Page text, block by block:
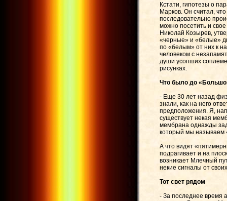
Кстати, гипотезы о
Марков. Он считал,
последовательно
можно посетить и
Николай Козырев,
«черные» и «белые»
по «белым» от них к
человеком с
души усопших
рисунках.
Что было до
- Еще 30 лет назад
знали, как на него
предположения. Я,
существует некая
мембрана однажды
который мы
А что видят
подрагивает и на
возникает Млечный
некие сигналы от
Тот свет рядом
- За последнее время